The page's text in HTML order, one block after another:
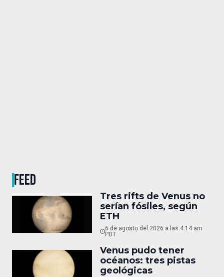
FEED
Tres rifts de Venus no
serían fósiles, según
ETH
6 de agosto del 2026 a las 4:14 am
PDT
Venus pudo tener
océanos: tres pistas
geológicas